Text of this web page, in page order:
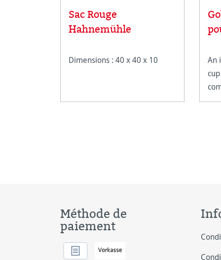
Sac Rouge
Hahnemühle
Dimensions : 40 x 40 x 10
An
Méthode de
paiement